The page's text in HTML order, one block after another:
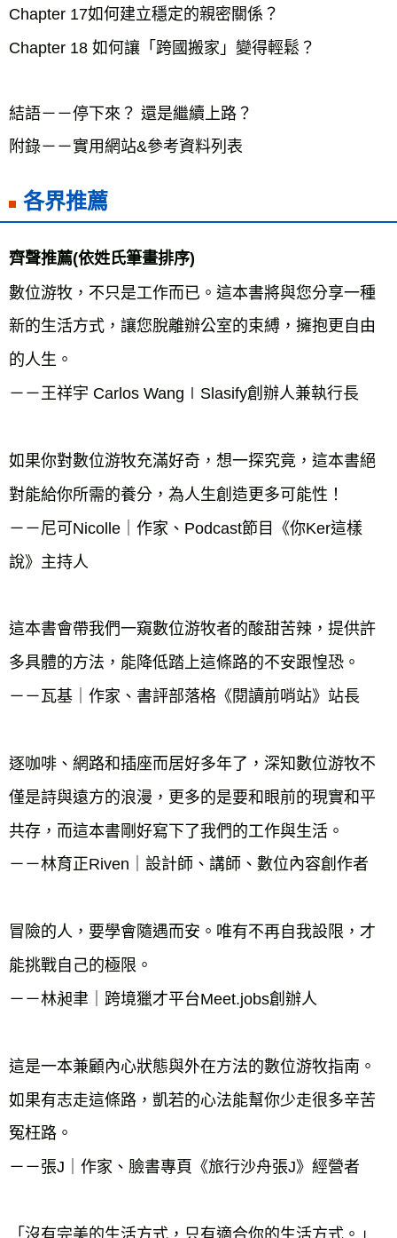
Chapter 17如何建立穩定的親密關係？
Chapter 18 如何讓「跨國搬家」變得輕鬆？
結語－－停下來？ 還是繼續上路？
附錄－－實用網站&參考資料列表
各界推薦
數位游牧，不只是工作而已。這本書將與您分享一種
新的生活方式，讓您脫離辦公室的束縛，擁抱更自由
的人生。
－－王祥宇 Carlos Wang∣Slasify創辦人兼執行長
如果你對數位游牧充滿好奇，想一探究竟，這本書絕
對能給你所需的養分，為人生創造更多可能性！
－－尼可Nicolle｜作家、Podcast節目《你Ker這樣
說》主持人
這本書會帶我們一窺數位游牧者的酸甜苦辣，提供許
多具體的方法，能降低踏上這條路的不安跟惶恐。
－－瓦基｜作家、書評部落格《閱讀前哨站》站長
逐咖啡、網路和插座而居好多年了，深知數位游牧不
僅是詩與遠方的浪漫，更多的是要和眼前的現實和平
共存，而這本書剛好寫下了我們的工作與生活。
－－林育正Riven｜設計師、講師、數位內容創作者
冒險的人，要學會隨遇而安。唯有不再自我設限，才
能挑戰自己的極限。
－－林昶聿｜跨境獵才平台Meet.jobs創辦人
這是一本兼顧內心狀態與外在方法的數位游牧指南。
如果有志走這條路，凱若的心法能幫你少走很多辛苦
冤枉路。
－－張J｜作家、臉書專頁《旅行沙舟張J》經營者
「沒有完美的生活方式，只有適合你的生活方式。」